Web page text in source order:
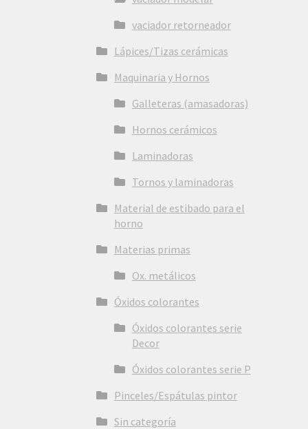
vaciador retorneador
Lápices/Tizas cerámicas
Maquinaria y Hornos
Galleteras (amasadoras)
Hornos cerámicos
Laminadoras
Tornos y laminadoras
Material de estibado para el
horno
Materias primas
Ox. metálicos
Óxidos colorantes
Óxidos colorantes serie
Decor
Óxidos colorantes serie P
Pinceles/Espátulas pintor
Sin categoría